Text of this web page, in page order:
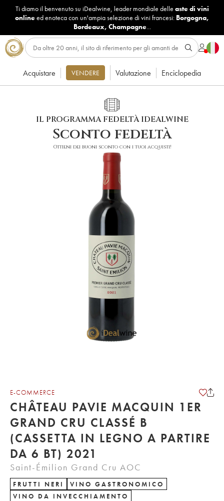
Ti diamo il benvenuto su iDealwine, leader mondiale delle aste di vini
onlineed enoteca con un'ampia selezione di vini francesi: Borgogna,
Bordeaux, Champagne...
Acquistare VENDERE Valutazione Enciclopedia
IL PROGRAMMA FEDELTÀ IDEALWINE
Sconto fedeltà
Ottieni dei buoni sconto con i tuoi acquisti!
E-COMMERCE
CHÂTEAU PAVIE MACQUIN 1ER
GRAND CRU CLASSÉ B
(CASSETTA IN LEGNO A PARTIRE
DA 6 BT) 2021
Saint-Émilion Grand Cru AOC
FRUTTI NERI
VINO GASTRONOMICO
VINO DA INVECCHIAMENTO